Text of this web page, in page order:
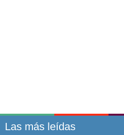
Las más leídas